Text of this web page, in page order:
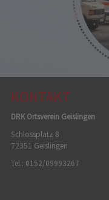
KONTAKT
DRK Ortsverein Geislingen
Schlossplatz 8
72351 Geislingen
Tel.: 0152/09993267